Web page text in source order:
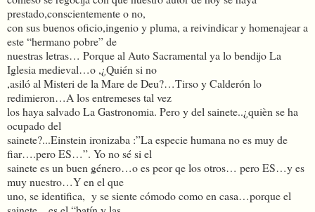
prestado,conscientemente o no,
con sus buenos oficio,ingenio y pluma, a reivindicar y homenajear a
este “hermano pobre” de
nuestras letras… Porque al Auto Sacramental ya lo bendijo La
Iglesia medieval…o ,¿Quién si no
,asiló al Misteri de la Mare de Deu?…Tirso y Calderón lo
redimieron…A los entremeses tal vez
los haya salvado La Gastronomia. Pero y del sainete..¿quièn se ha
ocupado del
sainete?...Einstein ironizaba :”La especie humana no es muy de
fiar….pero ES…”. Yo no sé si el
sainete es un buen género…o es peor qe los otros… pero ES…y es
muy nuestro…Y en el que
uno, se identifica, y se siente cómodo como en casa…porque el